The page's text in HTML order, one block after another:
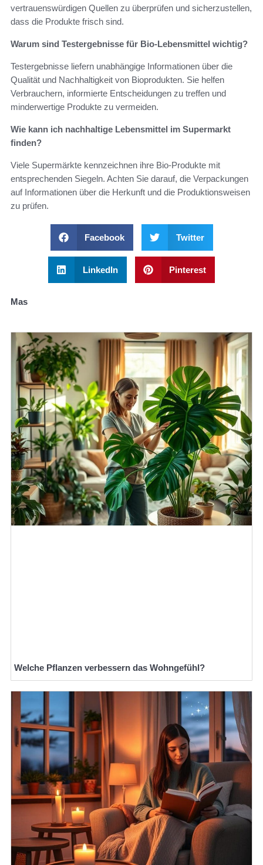
vertrauenswürdigen Quellen zu überprüfen und sicherzustellen,
dass die Produkte frisch sind.
Warum sind Testergebnisse für Bio-Lebensmittel wichtig?
Testergebnisse liefern unabhängige Informationen über die
Qualität und Nachhaltigkeit von Bioprodukten. Sie helfen
Verbrauchern, informierte Entscheidungen zu treffen und
minderwertige Produkte zu vermeiden.
Wie kann ich nachhaltige Lebensmittel im Supermarkt
finden?
Viele Supermärkte kennzeichnen ihre Bio-Produkte mit
entsprechenden Siegeln. Achten Sie darauf, die Verpackungen
auf Informationen über die Herkunft und die Produktionsweisen
zu prüfen.
Facebook Twitter
LinkedIn Pinterest
Mas
Welche Pflanzen verbessern das Wohngefühl?